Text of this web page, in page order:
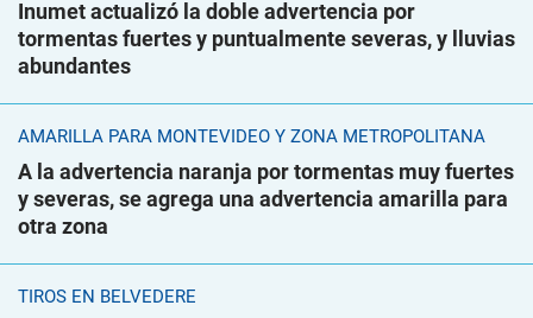
Inumet actualizó la doble advertencia por
tormentas fuertes y puntualmente severas, y lluvias
abundantes
AMARILLA PARA MONTEVIDEO Y ZONA METROPOLITANA
A la advertencia naranja por tormentas muy fuertes
y severas, se agrega una advertencia amarilla para
otra zona
TIROS EN BELVEDERE